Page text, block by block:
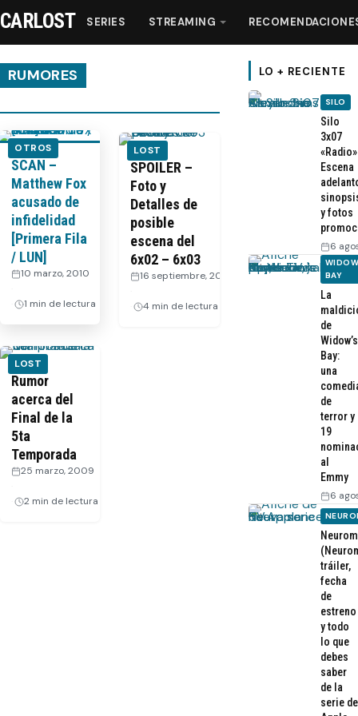
Streaming
Recomendaciones
Videos
Webisodios
CARLOST SERIES STREAMING
RUMORES
OTROS
SCAN –
Matthew Fox
acusado de
infidelidad
[Primera Fila
/ LUN]
10 marzo, 2010
1 min de lectura
LOST
SPOILER –
Foto y
Detalles de
posible
escena del
6x02 – 6x03
16 septiembre, 2009
4 min de lectura
LOST
Rumor
acerca del
Final de la
5ta
Temporada
25 marzo, 2009
2 min de lectura
LO + RECIENTE
SILO
Silo
3x07
Escena
y fotos
6
BAY
La
de
Widow’s
Bay:
una
de
terror y
19
al
Emmy
6
tráiler,
fecha
de
estreno
y todo
lo que
debes
saber
de la
serie de